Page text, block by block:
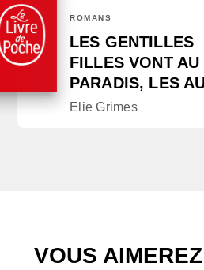
ROMANS
LES GENTILLES
FILLES VONT AU
PARADIS, LES
Elie Grimes
VOUS